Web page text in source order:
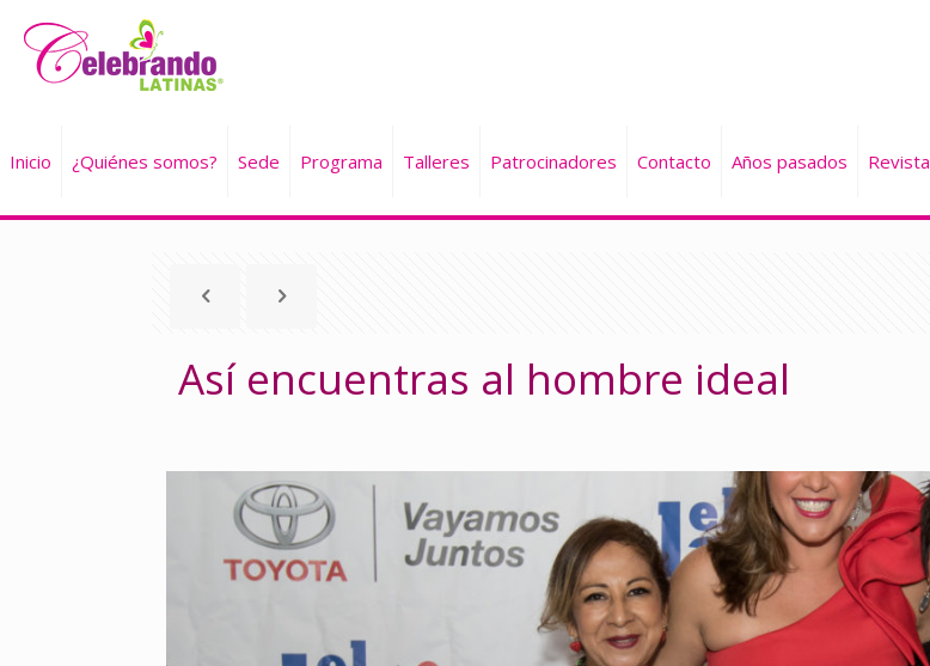
Inicio ¿Quiénes somos? Sede Programa Talleres Patrocinadores Contacto Años pasados Revista
Así encuentras al hombre ideal